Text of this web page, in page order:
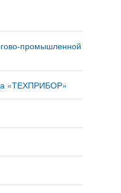
промышленной
«ТЕХПРИБОР»